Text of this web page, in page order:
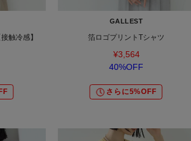
触冷感】
GALLEST
箔ロゴプリントTシャツ
¥3,564
40%OFF
さらに5%OFF